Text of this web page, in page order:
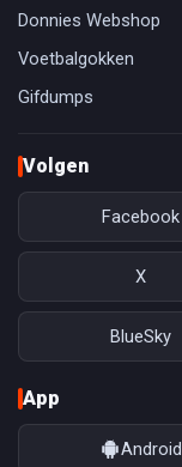
Donnies Webshop
Voetbalgokken
Gifdumps
Volgen
Facebook
X
BlueSky
App
Android